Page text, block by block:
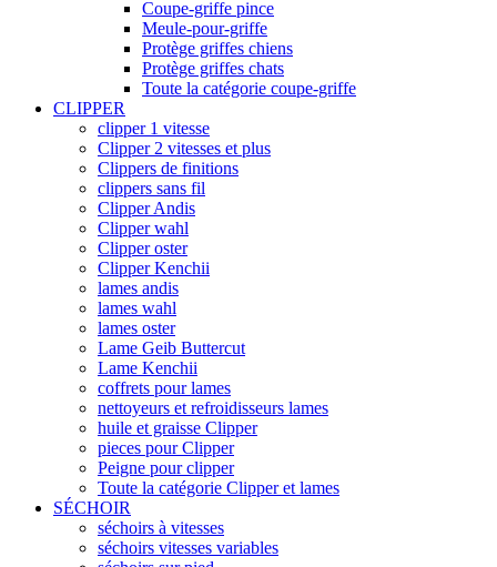
Coupe-griffe pince
Meule-pour-griffe
Protège griffes chiens
Protège griffes chats
Toute la catégorie coupe-griffe
CLIPPER
clipper 1 vitesse
Clipper 2 vitesses et plus
Clippers de finitions
clippers sans fil
Clipper Andis
Clipper wahl
Clipper oster
Clipper Kenchii
lames andis
lames wahl
lames oster
Lame Geib Buttercut
Lame Kenchii
coffrets pour lames
nettoyeurs et refroidisseurs lames
huile et graisse Clipper
pieces pour Clipper
Peigne pour clipper
Toute la catégorie Clipper et lames
SÉCHOIR
séchoirs à vitesses
séchoirs vitesses variables